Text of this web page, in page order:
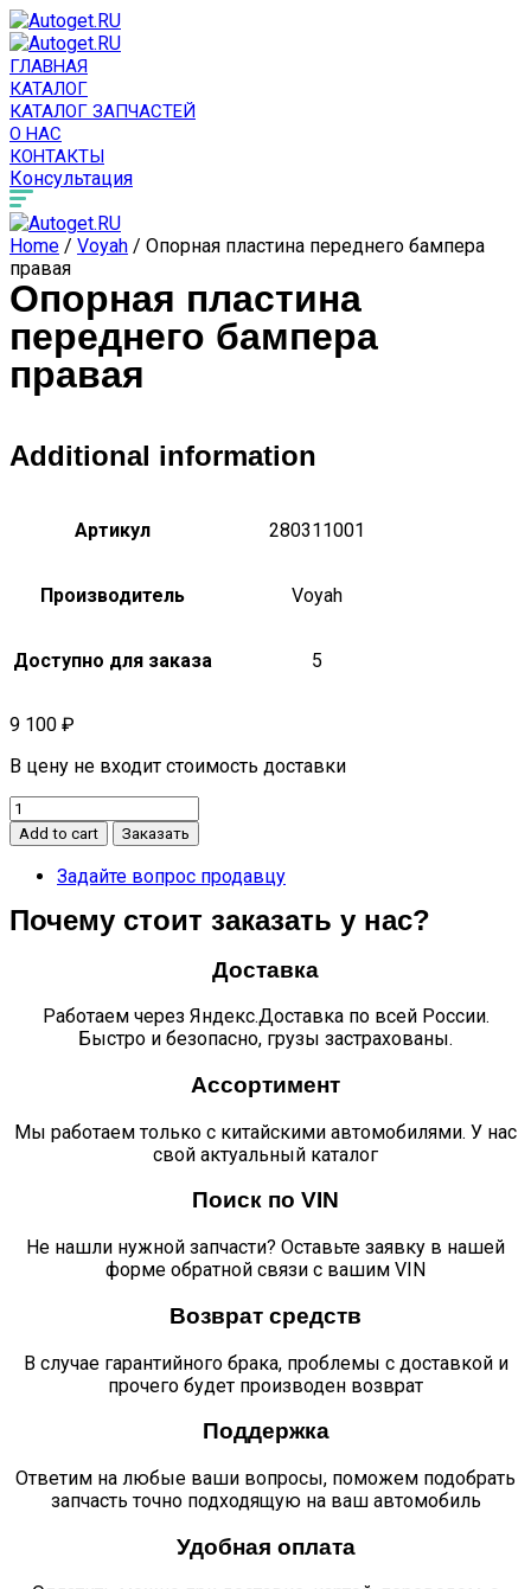
ГЛАВНАЯ
КАТАЛОГ
КАТАЛОГ ЗАПЧАСТЕЙ
О НАС
КОНТАКТЫ
Консультация
Home / Voyah / Опорная пластина переднего бампера
правая
Опорная пластина
переднего бампера
правая
Additional information
Артикул 280311001
Производитель Voyah
Доступно для заказа 5
9 100 ₽
В цену не входит стоимость доставки
Опорная
пластина
переднего
бампера
quantity
Add to cart Заказать
Задайте вопрос продавцу
Почему стоит заказать у нас?
Доставка
Работаем через Яндекс.Доставка по всей России.
Быстро и безопасно, грузы застрахованы.
Ассортимент
Мы работаем только с китайскими автомобилями. У нас
свой актуальный каталог
Поиск по VIN
Не нашли нужной запчасти? Оставьте заявку в нашей
форме обратной связи с вашим VIN
Возврат средств
В случае гарантийного брака, проблемы с доставкой и
прочего будет производен возврат
Поддержка
Ответим на любые ваши вопросы, поможем подобрать
запчасть точно подходящую на ваш автомобиль
Удобная оплата